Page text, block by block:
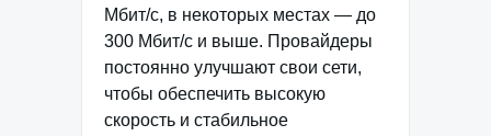
Мбит/с, в некоторых местах — до
300 Мбит/с и выше. Провайдеры
постоянно улучшают свои сети,
чтобы обеспечить высокую
скорость и стабильное